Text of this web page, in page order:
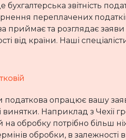
звітність
переплачених
приймає та розглядає
від країни. Наші
податкова опрацює вашу
винятки. Наприклад з Чехії
на обробку потрібно більш
обробки, в залежності